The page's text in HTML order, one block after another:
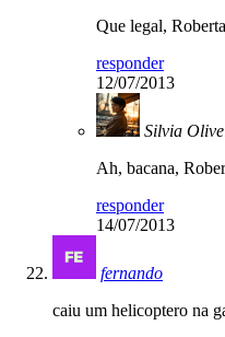
Que legal,
responder
12/07/2013
Silvia
Ah, bacana,
responder
14/07/2013
fernando
caiu um helicoptero na